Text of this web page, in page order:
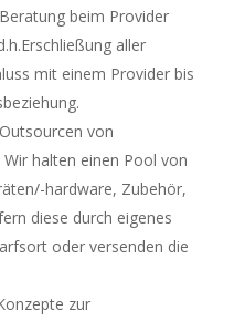
beim Provider
aller
mit einem Provider bis
von
halten einen Pool von
hardware, Zubehör,
diese durch eigenes
oder versenden die
zur